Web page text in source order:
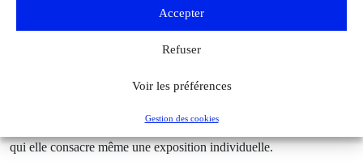
Accepter
Refuser
Voir les préférences
Gestion des cookies
est là encore la première et la plus spontanée dans son soutien.
Berthe Weill ne s’en tient d’ailleurs pas qu’aux seuls pionniers du
mouvement, puisqu’elle accueille aussi ceux qui marchent dans
honneurs d’inaugurer sa galerie, Georges Dufrénoy, Émilie
femmes qu’elle représente), ou encore le Hongrois Béla Czóbel, à
qui elle consacre même une exposition individuelle.